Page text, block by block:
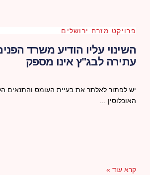
פרויקט מזרח ירושלים
השינוי עליו הודיע משרד
עתירה לבג"ץ אינו מספק
יש לפתור לאלתר את בעיית העומס והתנאים
האוכלוסין
קרא עוד »